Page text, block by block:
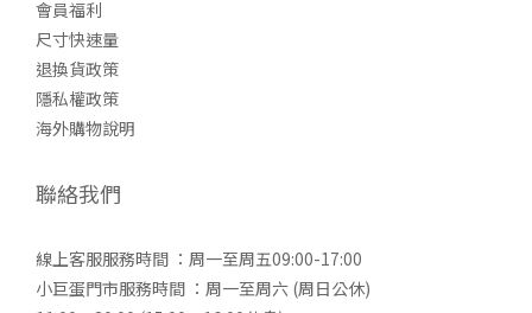
會員福利
尺寸快速量
退換貨政策
隱私權政策
海外購物說明
聯絡我們
線上客服服務時間 ：周一至周五09:00-17:00
小巨蛋門市服務時間 ：周一至周六 (周日公休)